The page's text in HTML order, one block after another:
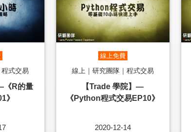
式交易
《R的量
》
線上免費
線上｜研究團隊｜程式交易
【Trade 學院】—
《Python程式交易EP10》
2020-12-14